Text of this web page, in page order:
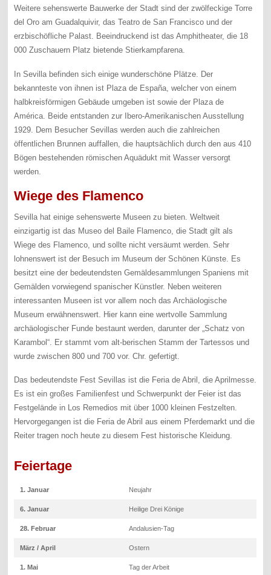
Weitere sehenswerte Bauwerke der Stadt sind der zwölfeckige Torre
del Oro am Guadalquivir, das Teatro de San Francisco und der
erzbischöfliche Palast. Beeindruckend ist das Amphitheater, die 18
000 Zuschauern Platz bietende Stierkampfarena.
In Sevilla befinden sich einige wunderschöne Plätze. Der
bekannteste von ihnen ist Plaza de España, welcher von einem
halbkreisförmigen Gebäude umgeben ist sowie der Plaza de
América. Beide entstanden zur Ibero-Amerikanischen Ausstellung
1929. Dem Besucher Sevillas werden auch die zahlreichen
öffentlichen Brunnen auffallen, die hauptsächlich durch den aus 410
Bögen bestehenden römischen Aquädukt mit Wasser versorgt
werden.
Wiege des Flamenco
Sevilla hat einige sehenswerte Museen zu bieten. Weltweit
einzigartig ist das Museo del Baile Flamenco, die Stadt gilt als
Wiege des Flamenco, und sollte nicht versäumt werden. Sehr
lohnenswert ist der Besuch im Museum der Schönen Künste. Es
besitzt eine der bedeutendsten Gemäldesammlungen Spaniens mit
Gemälden vorwiegend spanischer Künstler. Neben weiteren
interessanten Museen ist vor allem noch das Archäologische
Museum erwähnenswert. Hier kann eine wertvolle Sammlung
archäologischer Funde bestaunt werden, darunter der „Schatz von
Karambol“. Er stammt vom alt-berischen Stamm der Tartessos und
wurde zwischen 800 und 700 vor. Chr. gefertigt.
Das bedeutendste Fest Sevillas ist die Feria de Abril, die Aprilmesse.
Es ist ein großes Familienfest und Schwerpunkt der Feier ist das
Festgelände in Los Remedios mit über 1000 kleinen Festzelten.
Hervorgegangen ist die Feria de Abril aus einem Pferdemarkt und die
Reiter tragen noch heute zu diesem Fest historische Kleidung.
Feiertage
1. Januar Neujahr
6. Januar Heilige Drei Könige
28. Februar Andalusien-Tag
März / April Ostern
1. Mai Tag der Arbeit